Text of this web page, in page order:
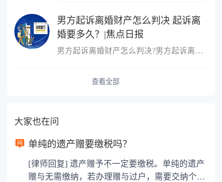
男方起诉离婚财产怎么判决 起诉离
婚要多久？|焦点日报
男方起诉离婚财产怎么判决?男方起诉离婚财产的判决：根据财产的具体
查看全部
大家也在问
单纯的遗产赠要缴税吗？
[律师回复] 遗产赠予不一定要缴税。单纯的遗产
赠与无需缴纳，若办理赠与过户，需要交纳个人